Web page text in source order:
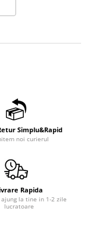
Simplu&Rapid
noi curierul
Rapida
ajung la tine in 1-2 zile
lucratoare